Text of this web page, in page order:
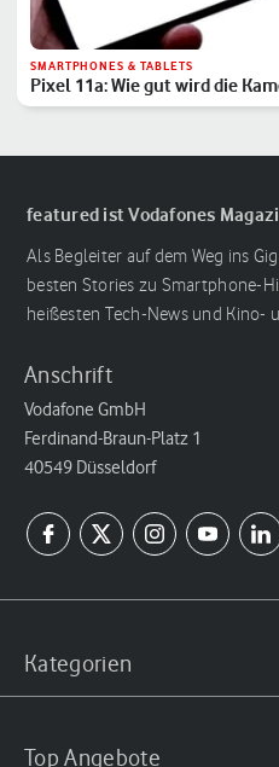
SMARTPHONES & TABLETS
Pixel 11a: Wie gut wird die
Hits?
featured ist Vodafones
Als Begleiter auf dem Weg ins
besten Stories zu Smartphone-
heißesten Tech-News und Kino-
Anschrift
Vodafone GmbH
Ferdinand-Braun-Platz 1
40549 Düsseldorf
Kategorien
Top Angebote